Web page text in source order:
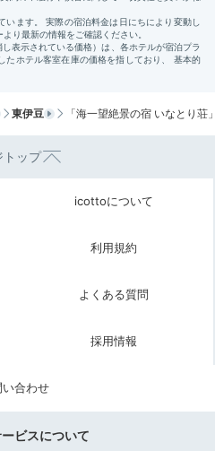
立てパンなど洋食も充実し
。最後にコーヒーと小さめのクロ
東伊豆 「海一望絶景の宿 いなとり荘
トップ
icottoについて
利用規約
よくある質問
採用情報
い合わせ
ビスについて